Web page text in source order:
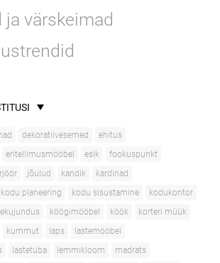
värskeimad
dekoratiivesemed
ehitus
eritellimusmööbel esik
fookuspunkt
jõulud kandik
kardinad
kodu planeering kodu sisustamine
kodukontor
köögimööbel köök
korteri müük
kummut laps
lastemööbel
lastetuba lemmikloom
madrats